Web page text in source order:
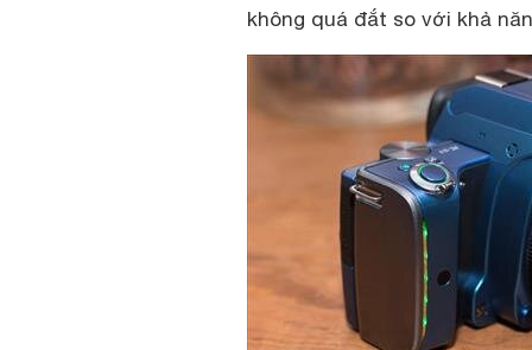
không quá đắt so với khả